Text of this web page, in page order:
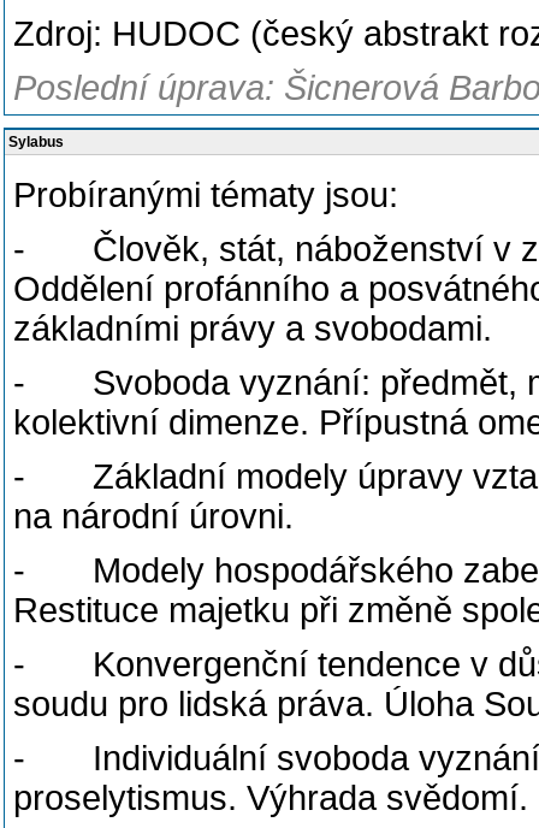
Zdroj: HUDOC (český abstrakt
Poslední úprava: Šicnerová
Sylabus
Probíranými tématy jsou:
- Člověk, stát, náboženství v
Oddělení profánního a
základními právy a svobodami.
- Svoboda vyznání: předmět,
kolektivní dimenze. Přípustná
- Základní modely úpravy
na národní úrovni.
- Modely hospodářského
Restituce majetku při změně
- Konvergenční tendence v
soudu pro lidská práva. Úloha
- Individuální svoboda vyznání.
proselytismus. Výhrada